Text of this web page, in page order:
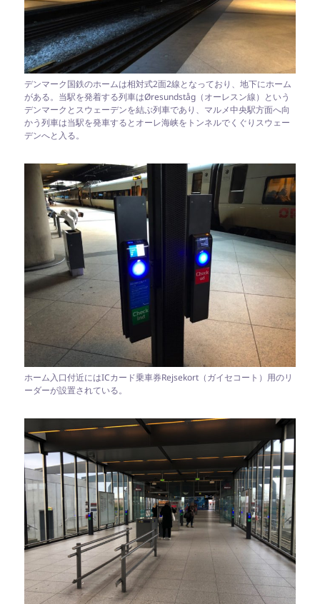
デンマーク国鉄のホームは相対式2面2線となっており、地下にホーム
がある。当駅を発着する列車はØresundståg（オーレスン線）という
デンマークとスウェーデンを結ぶ列車であり、マルメ中央駅方面へ向
かう列車は当駅を発車するとオーレ海峡をトンネルでくぐりスウェー
デンへと入る。
ホーム入口付近にはICカード乗車券Rejsekort（ガイセコート）用のリ
ーダーが設置されている。